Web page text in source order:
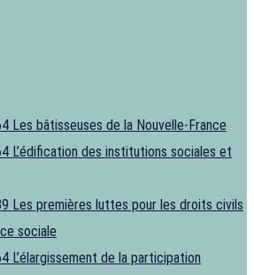
Les bâtisseuses de la Nouvelle-France
L’édification des institutions sociales et
Les premières luttes pour les droits civils
sociale
L’élargissement de la participation